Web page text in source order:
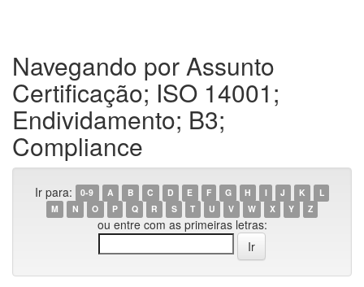
Navegando por Assunto
Certificação; ISO 14001;
Endividamento; B3;
Compliance
Ir para: 0-9 A B C D E F G H I J K
L
M
N O P Q R S T U V W X Y Z
ou entre com as primeiras letras: